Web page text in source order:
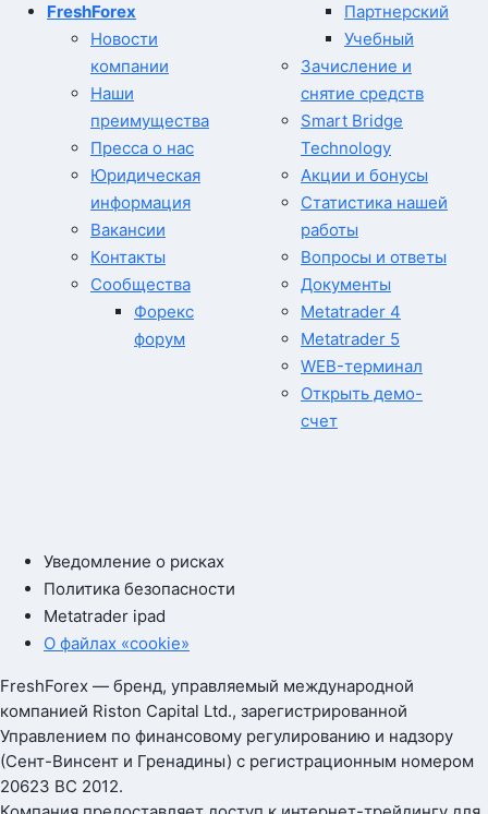
FreshForex
Новости
компании
Наши
преимущества
Пресса о нас
Юридическая
информация
Вакансии
Контакты
Сообщества
Форекс
форум
Партнерский
Учебный
Зачисление и
снятие средств
Smart Bridge
Technology
Акции и бонусы
Статистика нашей
работы
Вопросы и ответы
Документы
Metatrader 4
Metatrader 5
WEB-терминал
Открыть демо-
счет
Уведомление о рисках
Политика безопасности
Metatrader ipad
О файлах «cookie»
FreshForex — бренд, управляемый международной
компанией Riston Capital Ltd., зарегистрированной
Управлением по финансовому регулированию и надзору
(Сент-Винсент и Гренадины) с регистрационным номером
20623 BC 2012.